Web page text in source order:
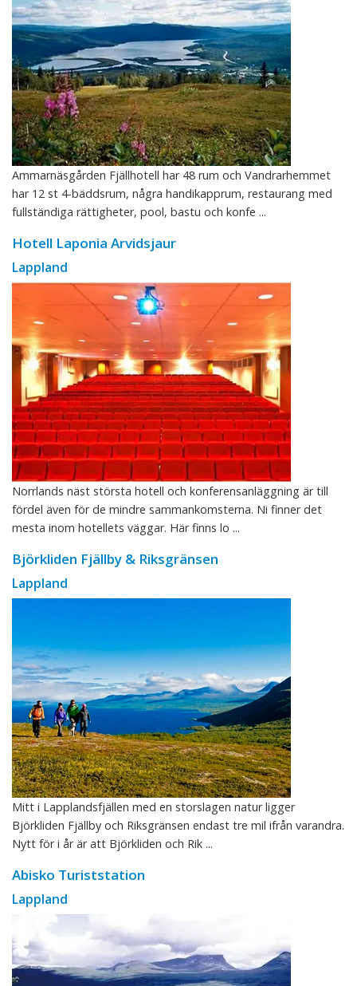
Ammarnäsgården Fjällhotell har 48 rum och Vandrarhemmet
har 12 st 4-bäddsrum, några handikapprum, restaurang med
fullständiga rättigheter, pool, bastu och konfe ...
Hotell Laponia Arvidsjaur
Lappland
Norrlands näst största hotell och konferensanläggning är till
fördel även för de mindre sammankomsterna. Ni finner det
mesta inom hotellets väggar. Här finns lo ...
Björkliden Fjällby & Riksgränsen
Lappland
Mitt i Lapplandsfjällen med en storslagen natur ligger
Björkliden Fjällby och Riksgränsen endast tre mil ifrån varandra.
Nytt för i år är att Björkliden och Rik ...
Abisko Turiststation
Lappland